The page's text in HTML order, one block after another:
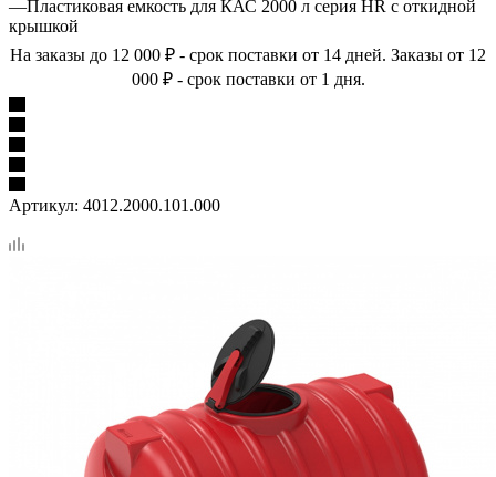
—Пластиковая емкость для КАС 2000 л серия HR с откидной
крышкой
На заказы до 12 000 ₽ - срок поставки от 14 дней. Заказы от 12
000 ₽ - срок поставки от 1 дня.
Артикул: 4012.2000.101.000